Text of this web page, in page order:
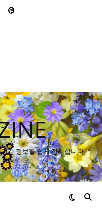
강 정보를 쉽게 정리합니다